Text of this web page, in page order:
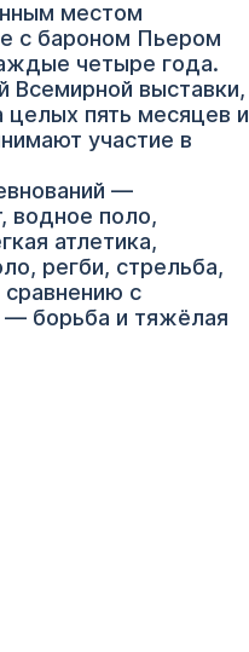
местом
с бароном Пьером
четыре года.
Всемирной выставки,
целых пять месяцев и
участие в
—
водное поло,
атлетика,
регби, стрельба,
с
борьба и тяжёлая